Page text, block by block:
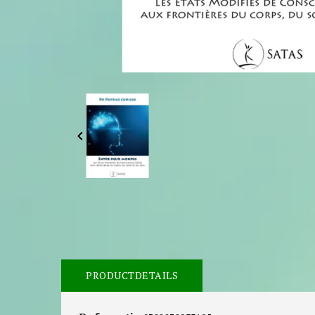

PRODUCTDETAILS